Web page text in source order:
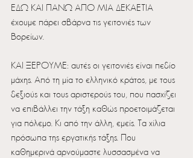
ΕΔΩ ΚΑΙ ΠΑΝΩ ΑΠΟ ΜΙΑ ΔΕΚΑΕΤΙΑ
έχουμε πάρει σβάρνα τις γειτονιές των
Βορείων.
ΚΑΙ ΞΕΡΟΥΜΕ: αυτές οι γειτονιές είναι πεδίο
μάχης. Από τη μία το ελληνικό κράτος, με τους
δεξιούς και τους αριστερούς του, που πασχίζει
να επιβάλλει την τάξη καθώς προετοιμάζεται
για πόλεμο. Κι από την άλλη, εμείς. Τα χίλια
πρόσωπα της εργατικής τάξης. Που
καθημερινά αρνούμαστε λυσσασμένα να